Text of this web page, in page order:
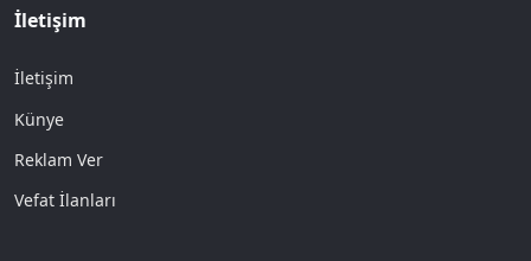
İletişim
İletişim
Künye
Reklam Ver
Vefat İlanları